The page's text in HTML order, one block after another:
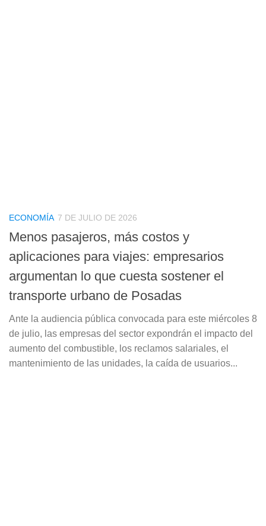
ECONOMÍA 7 DE JULIO DE 2026
Menos pasajeros, más costos y
aplicaciones para viajes: empresarios
argumentan lo que cuesta sostener el
transporte urbano de Posadas
Ante la audiencia pública convocada para este miércoles 8
de julio, las empresas del sector expondrán el impacto del
aumento del combustible, los reclamos salariales, el
mantenimiento de las unidades, la caída de usuarios...